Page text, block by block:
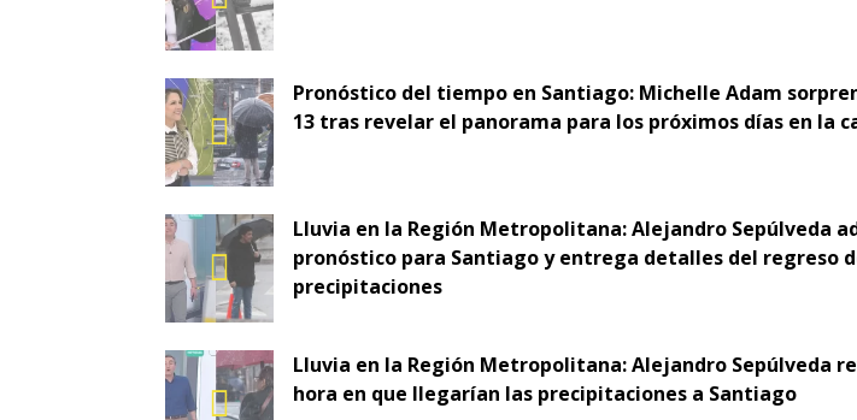
Pronóstico del tiempo en Santiago: Michelle Adam
13 tras revelar el panorama para los próximos días en la
Lluvia en la Región Metropolitana: Alejandro Sepúlveda
pronóstico para Santiago y entrega detalles del regreso
precipitaciones
Lluvia en la Región Metropolitana: Alejandro Sepúlveda
hora en que llegarían las precipitaciones a Santiago